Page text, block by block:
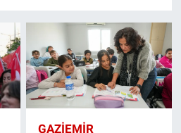
GAZIEMIR